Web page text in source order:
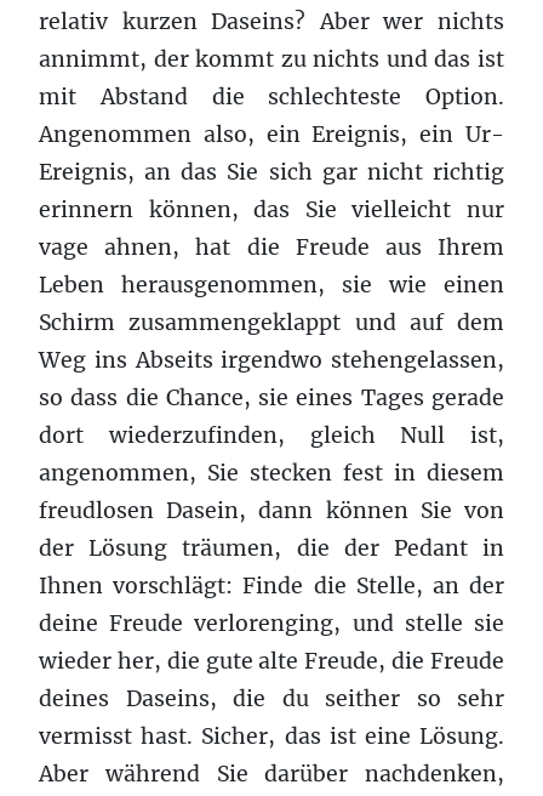
relativ kurzen Daseins? Aber wer nichts
annimmt, der kommt zu nichts und das ist
mit Abstand die schlechteste Option.
Angenommen also, ein Ereignis, ein Ur-
Ereignis, an das Sie sich gar nicht richtig
erinnern können, das Sie vielleicht nur
vage ahnen, hat die Freude aus Ihrem
Leben herausgenommen, sie wie einen
Schirm zusammengeklappt und auf dem
Weg ins Abseits irgendwo stehengelassen,
so dass die Chance, sie eines Tages gerade
dort wiederzufinden, gleich Null ist,
angenommen, Sie stecken fest in diesem
freudlosen Dasein, dann können Sie von
der Lösung träumen, die der Pedant in
Ihnen vorschlägt: Finde die Stelle, an der
deine Freude verlorenging, und stelle sie
wieder her, die gute alte Freude, die Freude
deines Daseins, die du seither so sehr
vermisst hast. Sicher, das ist eine Lösung.
Aber während Sie darüber nachdenken,